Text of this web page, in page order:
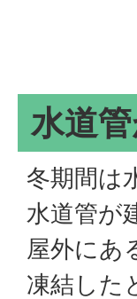
水道
冬期間は
水道管が
屋外にあ
凍結した